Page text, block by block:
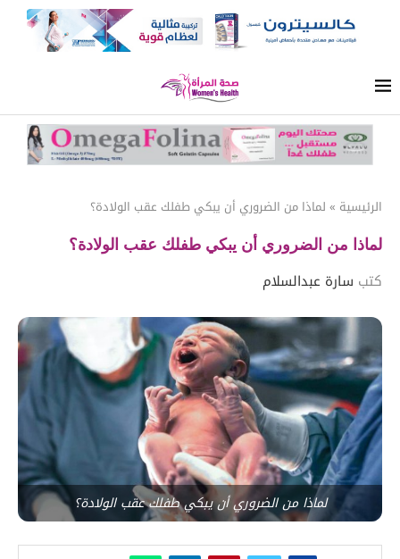
الرئيسية » لماذا من الضروري أن يبكي طفلك عقب الولادة؟
لماذا من الضروري أن يبكي طفلك عقب الولادة؟
كتب سارة عبدالسلام
لماذا من الضروري أن يبكي طفلك عقب الولادة؟